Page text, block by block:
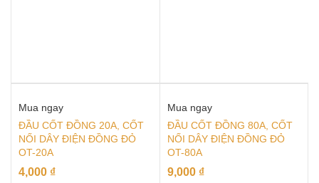
Mua ngay
ĐẦU CỐT ĐỒNG 20A, CỐT
NỐI DÂY ĐIỆN ĐỒNG ĐỎ
OT-20A
4,000 ₫
Mua ngay
ĐẦU CỐT ĐỒNG 80A, CỐT
NỐI DÂY ĐIỆN ĐỒNG ĐỎ
OT-80A
9,000 ₫